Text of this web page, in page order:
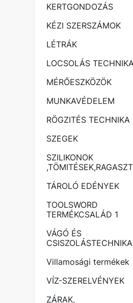
KERTGONDOZÁS
KÉZI SZERSZÁMOK
LÉTRÁK
LOCSOLÁS
MÉRŐESZKÖZÖK
MUNKAVÉDELEM
RÖGZITÉS TECHNIKA
SZEGEK
SZILIKONOK
TÁROLÓ EDÉNYEK
TOOLSWORD
TERMÉKCSALÁD 1
VÁGÓ ÉS
CSISZOLÁSTECHNIKA
Villamosági termékek
VÍZ-SZERELVÉNYEK
ZÁRAK,